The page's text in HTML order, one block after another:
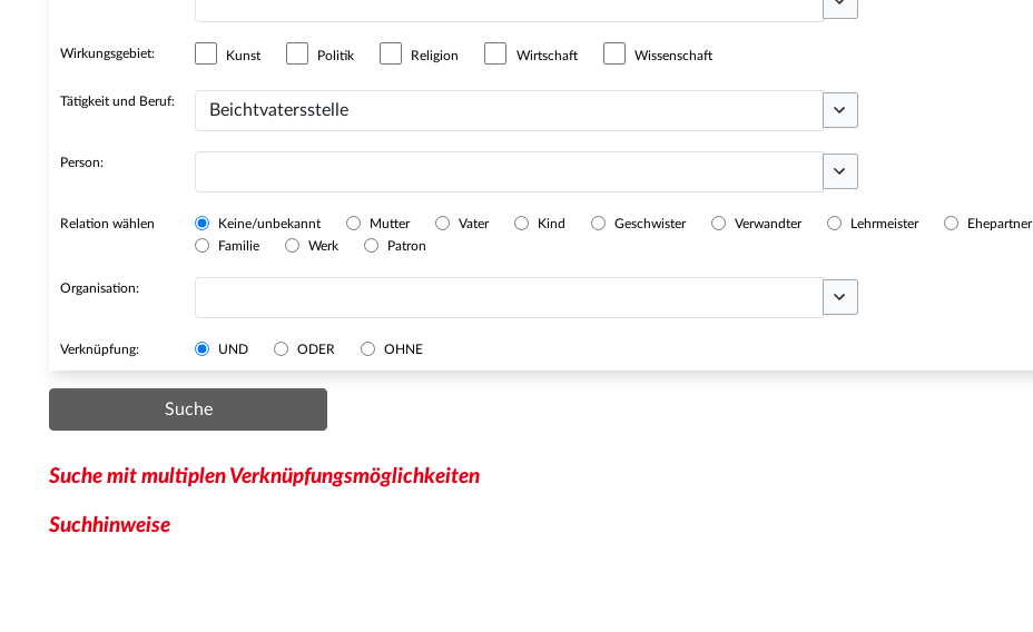
Optionen umschalten
Wirkungsgebiet: Kunst Politik Religion Wirtschaft Wissenschaft
Tätigkeit und Beruf:
Optionen umschalten
Person:
Optionen umschalten
Relation wählen Keine/unbekannt Mutter Vater Kind Geschwister Verwandter Lehrmeister
Ehepartner
Familie
Werk Patron
Organisation:
Optionen umschalten
Verknüpfung: UND ODER OHNE
Suche
Suche mit multiplen Verknüpfungsmöglichkeiten
Suchhinweise